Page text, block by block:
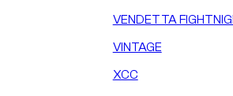
VENDETTA
VINTAGE
XCC